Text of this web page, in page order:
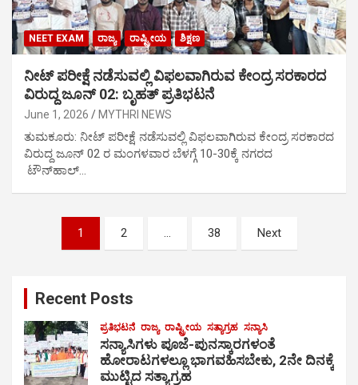
NEET EXAM ರಾಜ್ಯ ರಾಷ್ಟ್ರೀಯ ಶಿಕ್ಷಣ
ನೀಟ್ ಪರೀಕ್ಷೆ ನಡೆಸುವಲ್ಲಿ ವಿಫಲವಾಗಿರುವ ಕೇಂದ್ರ ಸರಕಾರದ
ವಿರುದ್ದ ಜೂನ್ 02: ಬೃಹತ್ ಪ್ರತಿಭಟನೆ
June 1, 2026 MYTHRI NEWS
ತುಮಕೂರು: ನೀಟ್ ಪರೀಕ್ಷೆ ನಡೆಸುವಲ್ಲಿ ವಿಫಲವಾಗಿರುವ ಕೇಂದ್ರ ಸರಕಾರದ
ವಿರುದ್ದ ಜೂನ್ 02 ರ ಮಂಗಳವಾರ ಬೆಳಗ್ಗೆ 10-30ಕ್ಕೆ ನಗರದ
ಟೌನ್‌ಹಾಲ್…
pagination
1 2 … 38 Next
Recent Posts
ಪ್ರತಿಭಟನೆ ರಾಜ್ಯ ರಾಷ್ಟ್ರೀಯ ಸತ್ಯಾಗ್ರಹ ಸನ್ಯಾಸಿ
ಸನ್ಯಾಸಿಗಳು ಪೂಜೆ-ಪುನಸ್ಕಾರಗಳಂತೆ
ಹೋರಾಟಗಳಲ್ಲೂ ಭಾಗವಹಿಸಬೇಕು, 2ನೇ ದಿನಕ್ಕೆ
ಮುಟ್ಟಿದ ಸತ್ಯಾಗ್ರಹ